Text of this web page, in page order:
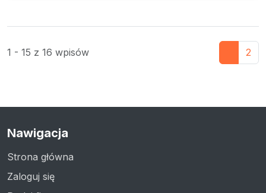
1 - 15 z 16 wpisów 2
Nawigacja
Strona główna
Zaloguj się